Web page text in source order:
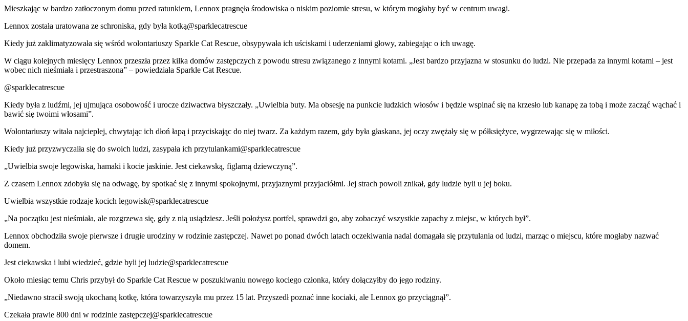
Mieszkając w bardzo zatłoczonym domu przed ratunkiem, Lennox pragnęła środowiska o niskim poziomie stresu, w którym mogłaby być w centrum uwagi.
Lennox została uratowana ze schroniska, gdy była kotką@sparklecatrescue
Kiedy już zaklimatyzowała się wśród wolontariuszy Sparkle Cat Rescue, obsypywała ich uściskami i uderzeniami głowy, zabiegając o ich uwagę.
W ciągu kolejnych miesięcy Lennox przeszła przez kilka domów zastępczych z powodu stresu związanego z innymi kotami. „Jest bardzo przyjazna w stosunku do ludzi. Nie przepada za innymi kotami – jest
wobec nich nieśmiała i przestraszona” – powiedziała Sparkle Cat Rescue.
@sparklecatrescue
Kiedy była z ludźmi, jej ujmująca osobowość i urocze dziwactwa błyszczały. „Uwielbia buty. Ma obsesję na punkcie ludzkich włosów i będzie wspinać się na krzesło lub kanapę za tobą i może zacząć wąchać i
bawić się twoimi włosami”.
Wolontariuszy witała najcieplej, chwytając ich dłoń łapą i przyciskając do niej twarz. Za każdym razem, gdy była głaskana, jej oczy zwężały się w półksiężyce, wygrzewając się w miłości.
Kiedy już przyzwyczaiła się do swoich ludzi, zasypała ich przytulankami@sparklecatrescue
„Uwielbia swoje legowiska, hamaki i kocie jaskinie. Jest ciekawską, figlarną dziewczyną”.
Z czasem Lennox zdobyła się na odwagę, by spotkać się z innymi spokojnymi, przyjaznymi przyjaciółmi. Jej strach powoli znikał, gdy ludzie byli u jej boku.
Uwielbia wszystkie rodzaje kocich legowisk@sparklecatrescue
„Na początku jest nieśmiała, ale rozgrzewa się, gdy z nią usiądziesz. Jeśli położysz portfel, sprawdzi go, aby zobaczyć wszystkie zapachy z miejsc, w których był”.
Lennox obchodziła swoje pierwsze i drugie urodziny w rodzinie zastępczej. Nawet po ponad dwóch latach oczekiwania nadal domagała się przytulania od ludzi, marząc o miejscu, które mogłaby nazwać
domem.
Jest ciekawska i lubi wiedzieć, gdzie byli jej ludzie@sparklecatrescue
Około miesiąc temu Chris przybył do Sparkle Cat Rescue w poszukiwaniu nowego kociego członka, który dołączyłby do jego rodziny.
„Niedawno stracił swoją ukochaną kotkę, która towarzyszyła mu przez 15 lat. Przyszedł poznać inne kociaki, ale Lennox go przyciągnął”.
Czekała prawie 800 dni w rodzinie zastępczej@sparklecatrescue